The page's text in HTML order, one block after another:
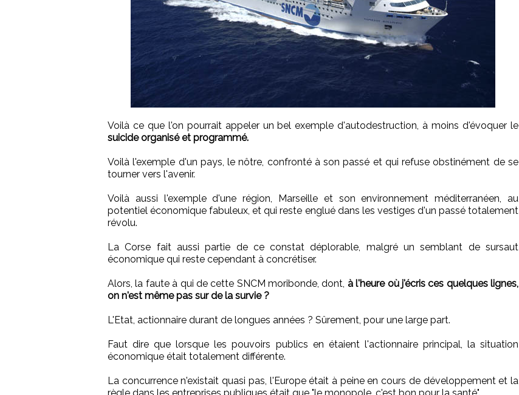
Voilà ce que l'on pourrait appeler un bel exemple d'autodestruction, à moins d'évoquer le
suicide organisé et programmé.
Voilà l'exemple d'un pays, le nôtre, confronté à son passé et qui refuse obstinément de se
tourner vers l'avenir.
Voilà aussi l'exemple d'une région, Marseille et son environnement méditerranéen, au
potentiel économique fabuleux, et qui reste englué dans les vestiges d'un passé totalement
révolu.
La Corse fait aussi partie de ce constat déplorable, malgré un semblant de sursaut
économique qui reste cependant à concrétiser.
Alors, la faute à qui de cette SNCM moribonde, dont, à l'heure où j'écris ces quelques lignes,
on n'est même pas sur de la survie ?
L'Etat, actionnaire durant de longues années ? Sûrement, pour une large part.
Faut dire que lorsque les pouvoirs publics en étaient l'actionnaire principal, la situation
économique était totalement différente.
La concurrence n'existait quasi pas, l'Europe était à peine en cours de développement et la